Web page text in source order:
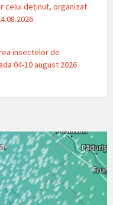
celui deținut, organizat
insectelor de
04-10 august 2026